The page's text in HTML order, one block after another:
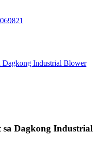
Dagkong Industrial Blower
sa Dagkong Industrial